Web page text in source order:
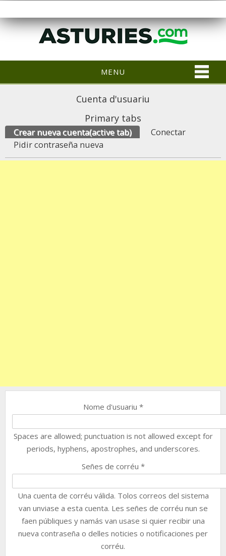
MENU
Cuenta d'usuariu
Primary tabs
Crear nueva cuenta(active tab)
Conectar
Pidir contraseña nueva
Nome d'usuariu *
Spaces are allowed; punctuation is not allowed except for
periods, hyphens, apostrophes, and underscores.
Señes de corréu *
Una cuenta de corréu válida. Tolos correos del sistema
van unviase a esta cuenta. Les señes de corréu nun se
faen públiques y namás van usase si quier recibir una
nueva contraseña o delles noticies o notificaciones per
corréu.